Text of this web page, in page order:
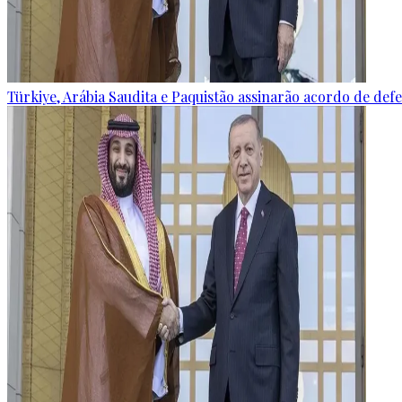
Türkiye, Arábia Saudita e Paquistão assinarão acordo de